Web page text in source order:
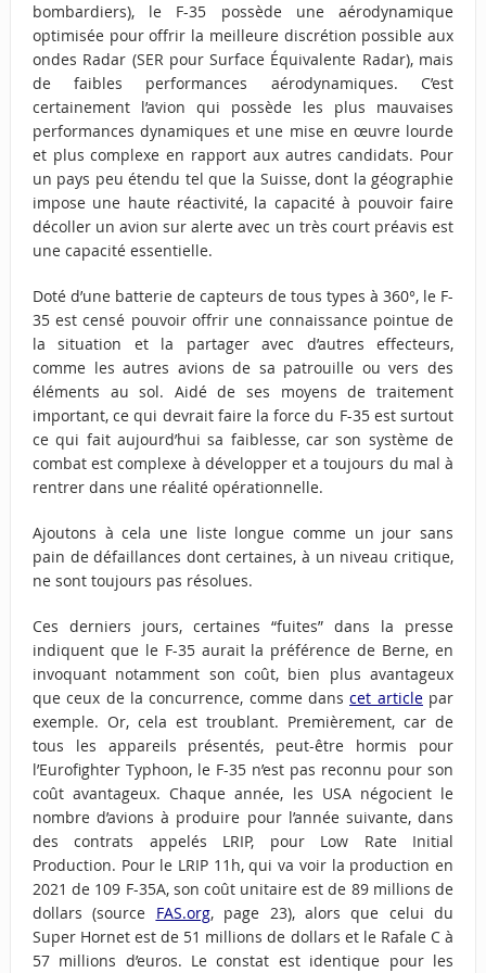
bombardiers), le F-35 possède une aérodynamique
optimisée pour offrir la meilleure discrétion possible aux
ondes Radar (SER pour Surface Équivalente Radar), mais
de faibles performances aérodynamiques. C’est
certainement l’avion qui possède les plus mauvaises
performances dynamiques et une mise en œuvre lourde
et plus complexe en rapport aux autres candidats. Pour
un pays peu étendu tel que la Suisse, dont la géographie
impose une haute réactivité, la capacité à pouvoir faire
décoller un avion sur alerte avec un très court préavis est
une capacité essentielle.
Doté d’une batterie de capteurs de tous types à 360°, le F-
35 est censé pouvoir offrir une connaissance pointue de
la situation et la partager avec d’autres effecteurs,
comme les autres avions de sa patrouille ou vers des
éléments au sol. Aidé de ses moyens de traitement
important, ce qui devrait faire la force du F-35 est surtout
ce qui fait aujourd’hui sa faiblesse, car son système de
combat est complexe à développer et a toujours du mal à
rentrer dans une réalité opérationnelle.
Ajoutons à cela une liste longue comme un jour sans
pain de défaillances dont certaines, à un niveau critique,
ne sont toujours pas résolues.
Ces derniers jours, certaines “fuites” dans la presse
indiquent que le F-35 aurait la préférence de Berne, en
invoquant notamment son coût, bien plus avantageux
que ceux de la concurrence, comme danscet articlepar
exemple. Or, cela est troublant. Premièrement, car de
tous les appareils présentés, peut-être hormis pour
l’Eurofighter Typhoon, le F-35 n’est pas reconnu pour son
coût avantageux. Chaque année, les USA négocient le
nombre d’avions à produire pour l’année suivante, dans
des contrats appelés LRIP, pour Low Rate Initial
Production. Pour le LRIP 11h, qui va voir la production en
2021 de 109 F-35A, son coût unitaire est de 89 millions de
dollars (source FAS.org, page 23), alors que celui du
Super Hornet est de 51 millions de dollars et le Rafale C à
57 millions d’euros. Le constat est identique pour les